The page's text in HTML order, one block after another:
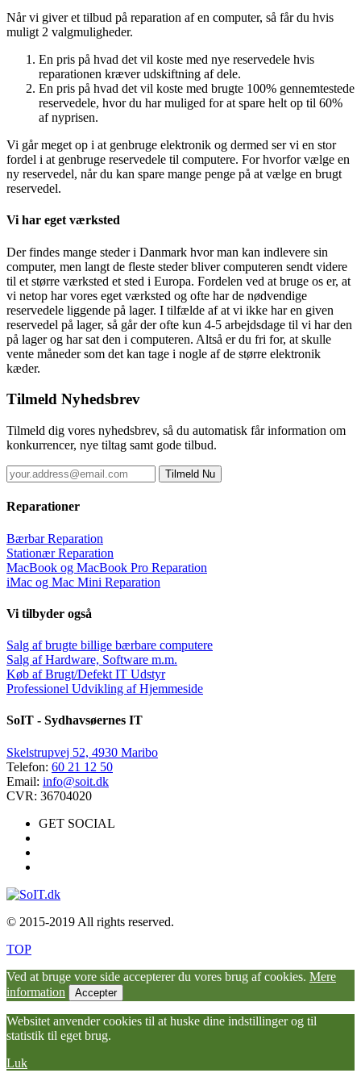
Når vi giver et tilbud på reparation af en computer, så får du hvis
muligt 2 valgmuligheder.
En pris på hvad det vil koste med nye reservedele hvis
reparationen kræver udskiftning af dele.
En pris på hvad det vil koste med brugte 100% gennemtestede
reservedele, hvor du har muliged for at spare helt op til 60%
af nyprisen.
Vi går meget op i at genbruge elektronik og dermed ser vi en stor
fordel i at genbruge reservedele til computere. For hvorfor vælge en
ny reservedel, når du kan spare mange penge på at vælge en brugt
reservedel.
Vi har eget værksted
Der findes mange steder i Danmark hvor man kan indlevere sin
computer, men langt de fleste steder bliver computeren sendt videre
til et større værksted et sted i Europa. Fordelen ved at bruge os er, at
vi netop har vores eget værksted og ofte har de nødvendige
reservedele liggende på lager. I tilfælde af at vi ikke har en given
reservedel på lager, så går der ofte kun 4-5 arbejdsdage til vi har den
på lager og har sat den i computeren. Altså er du fri for, at skulle
vente måneder som det kan tage i nogle af de større elektronik
kæder.
Tilmeld Nyhedsbrev
Tilmeld dig vores nyhedsbrev, så du automatisk får information om
konkurrencer, nye tiltag samt gode tilbud.
Reparationer
Bærbar Reparation
Stationær Reparation
MacBook og MacBook Pro Reparation
iMac og Mac Mini Reparation
Vi tilbyder også
Salg af brugte billige bærbare computere
Salg af Hardware, Software m.m.
Køb af Brugt/Defekt IT Udstyr
Professionel Udvikling af Hjemmeside
SoIT - Sydhavsøernes IT
Skelstrupvej 52, 4930 Maribo
Telefon: 60 21 12 50
Email: info@soit.dk
CVR: 36704020
GET SOCIAL
© 2015-2019 All rights reserved.
TOP
Ved at bruge vore side accepterer du vores brug af cookies. Mere
information
Accepter
Websitet anvender cookies til at huske dine indstillinger og til
statistik til eget brug.
Luk